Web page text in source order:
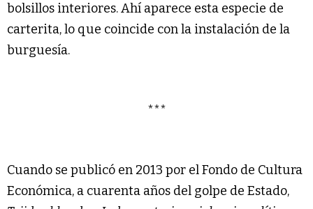
bolsillos interiores. Ahí aparece esta especie de
carterita, lo que coincide con la instalación de la
burguesía.
***
Cuando se publicó en 2013 por el Fondo de Cultura
Económica, a cuarenta años del golpe de Estado,